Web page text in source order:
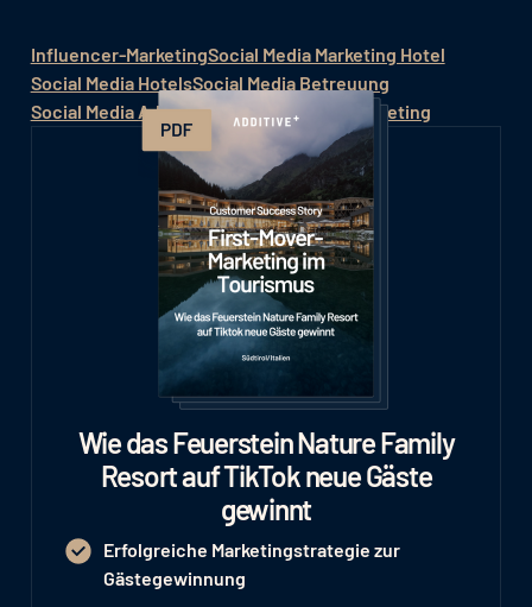
Influencer-MarketingSocial Media Marketing Hotel
Social Media HotelsSocial Media Betreuung
Social Media Advertising
Social-Media-Marketing
Wie das Feuerstein Nature Family
Resort auf TikTok neue Gäste
gewinnt
Erfolgreiche Marketingstrategie zur
Gästegewinnung